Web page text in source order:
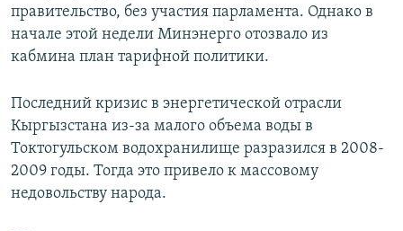
правительство, без участия парламента. Однако в
начале этой недели Минэнерго отозвало из
кабмина план тарифной политики.
Последний кризис в энергетической отрасли
Кыргызстана из-за малого объема воды в
Токтогульском водохранилище разразился в 2008-
2009 годы. Тогда это привело к массовому
недовольству народа.